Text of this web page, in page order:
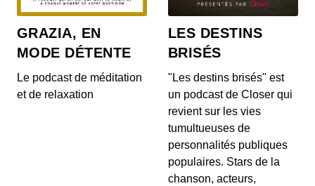
GRAZIA, EN
MODE DÉTENTE
Le podcast de méditation
et de relaxation
LES DESTINS
BRISÉS
"Les destins brisés" est
un podcast de Closer qui
revient sur les vies
tumultueuses de
personnalités publiques
populaires. Stars de la
chanson, acteurs,